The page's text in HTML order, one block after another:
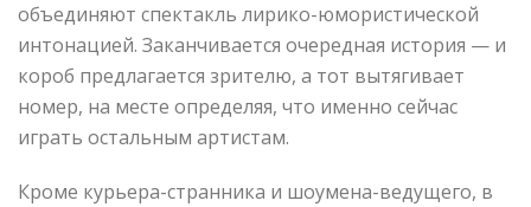
объединяют спектакль лирико-юмористической
интонацией. Заканчивается очередная история — и
короб предлагается зрителю, а тот вытягивает
номер, на месте определяя, что именно сейчас
играть остальным артистам.
Кроме курьера-странника и шоумена-ведущего, в